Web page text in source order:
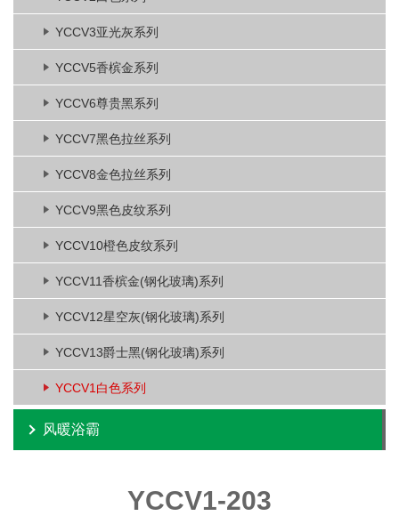
YCCV3亚光灰系列
YCCV5香槟金系列
YCCV6尊贵黑系列
YCCV7黑色拉丝系列
YCCV8金色拉丝系列
YCCV9黑色皮纹系列
YCCV10橙色皮纹系列
YCCV11香槟金(钢化玻璃)系列
YCCV12星空灰(钢化玻璃)系列
YCCV13爵士黑(钢化玻璃)系列
YCCV1白色系列
风暖浴霸
YCCV1-203